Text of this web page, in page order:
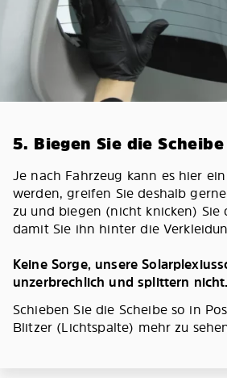
5. Biegen Sie die
Je nach Fahrzeug kann es hier
werden, greifen Sie deshalb
zu und biegen (nicht knicken) Sie
damit Sie ihn hinter die
Keine Sorge, unsere
unzerbrechlich und splittern nicht.
Schieben Sie die Scheibe so in
Blitzer (Lichtspalte) mehr zu